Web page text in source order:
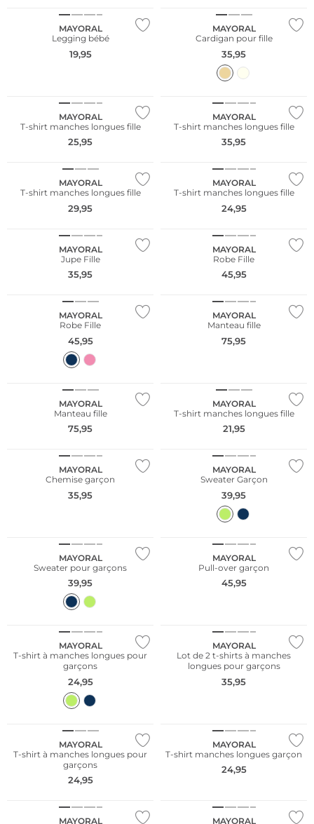
MAYORAL
Legging bébé
19,95
MAYORAL
Cardigan pour fille
35,95
MAYORAL
T-shirt manches longues fille
25,95
MAYORAL
T-shirt manches longues fille
35,95
MAYORAL
T-shirt manches longues fille
29,95
MAYORAL
T-shirt manches longues fille
24,95
MAYORAL
Jupe Fille
35,95
MAYORAL
Robe Fille
45,95
MAYORAL
Robe Fille
45,95
MAYORAL
Manteau fille
75,95
MAYORAL
Manteau fille
75,95
MAYORAL
T-shirt manches longues fille
21,95
MAYORAL
Chemise garçon
35,95
MAYORAL
Sweater Garçon
39,95
MAYORAL
Sweater pour garçons
39,95
MAYORAL
Pull-over garçon
45,95
MAYORAL
T-shirt à manches longues pour
garçons
24,95
MAYORAL
Lot de 2 t-shirts à manches
longues pour garçons
35,95
MAYORAL
T-shirt à manches longues pour
garçons
24,95
MAYORAL
T-shirt manches longues garçon
24,95
MAYORAL
MAYORAL